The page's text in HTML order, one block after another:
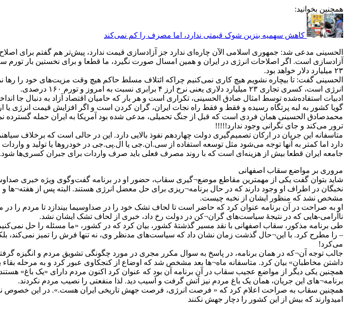
همچنین بخوانید:
کاهش سهمیه بنزین شوک قیمتی ندارد، اما مصرف را کم نمی‌کند
آزادسازی است. اگر اصلاحات انرژی در ایران و همین امسال صورت نگیرد، ما قطعا و برای نخستین بار
۲۳ میلیارد دلار خواهد بود.
الحسینی گفت: تا بیچاره نشویم هیچ کاری نمی‌کنیم چراکه ائتلاف مسلط حاکم هیچ وقت مزیت‌های خود را رها
انرژی است، کسری تجاری ۲۳ میلیارد دلاری یعنی نرخ ارز ۴ برابری نسبت به امروز و تورم ۱۶۰ درصدی.
ادبیات استفاده‌شده توسط امثال صادق الحسینی، تکراری است و هر بار که حامیان اقتصاد آزاد به دنبال جا
گویا کشور به لبه پرتگاه رسیده و فقط و فقط راه نجات ایران، گران کردن است و اگر افزایش قیمت‌ انرژی یا
محمدصادق الحسینی همان فردی است که قبل از جنگ تحمیلی، مدعی شده بود آمریکا به ایران حمله گسترده
ترور می‌کند و جای نگرانی وجود ندارد!!!!!
متاسفانه این جریان در ارکان تصمیم‌گیری دولت چهاردهم نفوذ بالایی دارد. این در حالی است که برخلاف
دارد اما کمتر به آنها توجه می‌شود مثل توسعه استفاده از سی.ان.جی یا ال.پی.جی در خودروها یا تولید و
جامعه ایران قطعا بیش از هزینه‌ای است که با روند مصرف فعلی باید صرف واردات برای جبران کسری‌ها شود.
مروری بر مواضع سقاب اصفهانی
نخبگان در اطراف او وجود دارند که در حال برنامه¬ریزی برای حل معضل انرژی هستند. البته پس از
مشخص نشد که منظور ایشان از نخبه چیست.
او به صراحت در آن برنامه عنوان کرد که حاضر است تا لحاف تشک خود را در صداوسیما بیندازد تا مردم را
ناآرامی-هایی که در نتیجۀ سیاست‌های گران¬کن در دولت رخ داد، خبری از لحاف تشک ایشان نشد.
طی برنامه مذکور، سقاب اصفهانی با نقد مسیر گذشتۀ کشور، بیان کرد که در کشور، «ما مسئله را حل
– را مطرح کرد. با این¬حال گذشت زمان نشان داد که سیاست‌های مدنظر وی، نه تنها فرش را تمیز نمی‌کند،
می‌کرد!
جالب توجه آن¬که در همان برنامه، در پاسخ به سوال مکرر مجری در مورد چگونگی تشویق مردم و انگیزه
داشتن مخاطبان» بیان کرد. متاسفانه ماه¬ها بعد مشخص شد که اوضاع از کنجکاوی عبور کرد و به مرحله
همچنین یکی دیگر از مواضع عجیب سقاب در آن برنامه آن بود که عنوان کرد اکنون مردم دارای «یک باغ»
برنامه¬های این جریان، همان یک باغ مردم نیز آتش گرفت و آسیب دید. لذا منفعتی را نصیب مردم نکردند.
همچنین سقاب به صراحت اعلام کرد که « فرصت انرژی، فرصت جهش تاریخی ایران هست.». در این خصوص نیز
امیدوارند که بیش از این کشور را دچار جهش نکنند